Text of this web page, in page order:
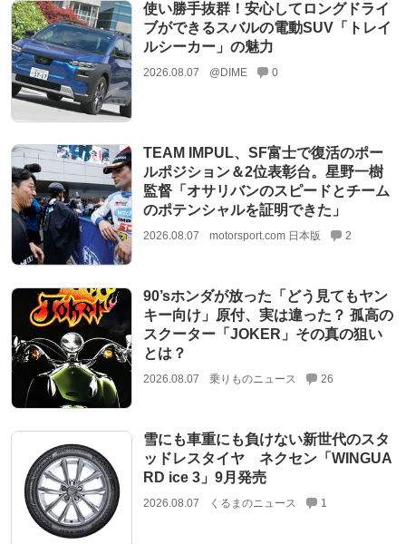
使い勝手抜群！安心してロングドライ
ブができるスバルの電動SUV「トレイ
ルシーカー」の魅力
2026.08.07 @DIME 0
TEAM IMPUL、SF富士で復活のポー
ルポジション＆2位表彰台。星野一樹
監督「オサリバンのスピードとチーム
のポテンシャルを証明できた」
2026.08.07 motorsport.com 日本版 2
90’sホンダが放った「どう見てもヤン
キー向け」原付、実は違った？ 孤高の
スクーター「JOKER」その真の狙い
とは？
2026.08.07 乗りものニュース 26
雪にも車重にも負けない新世代のスタ
ッドレスタイヤ ネクセン「WINGUA
RD ice 3」9月発売
2026.08.07 くるまのニュース 1